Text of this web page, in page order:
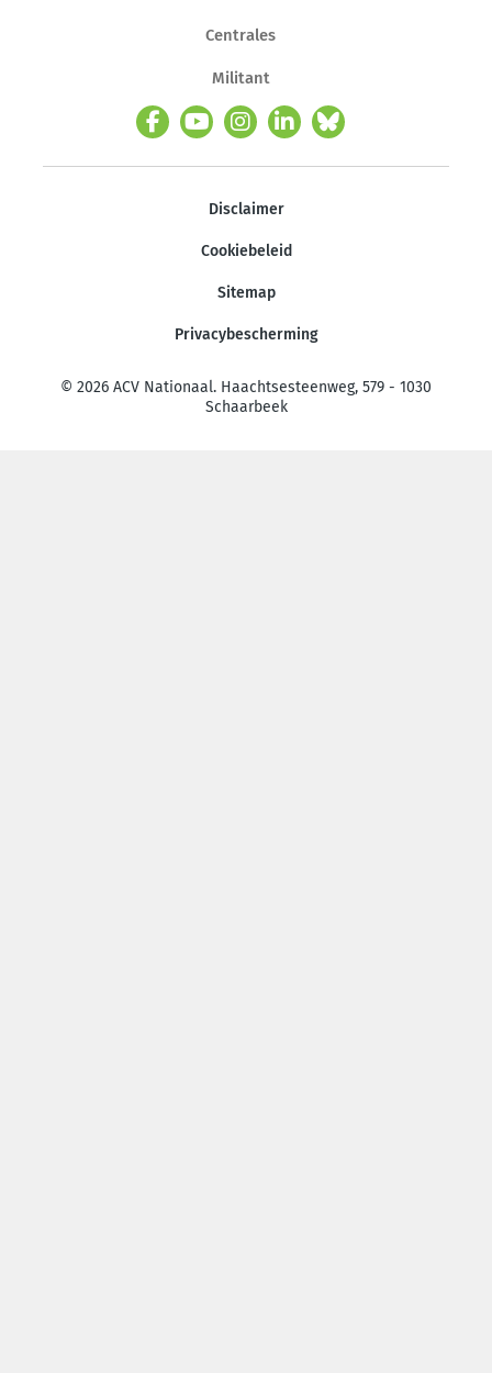
Centrales
Militant
Disclaimer
Cookiebeleid
Sitemap
Privacybescherming
© 2026 ACV Nationaal. Haachtsesteenweg, 579 - 1030
Schaarbeek